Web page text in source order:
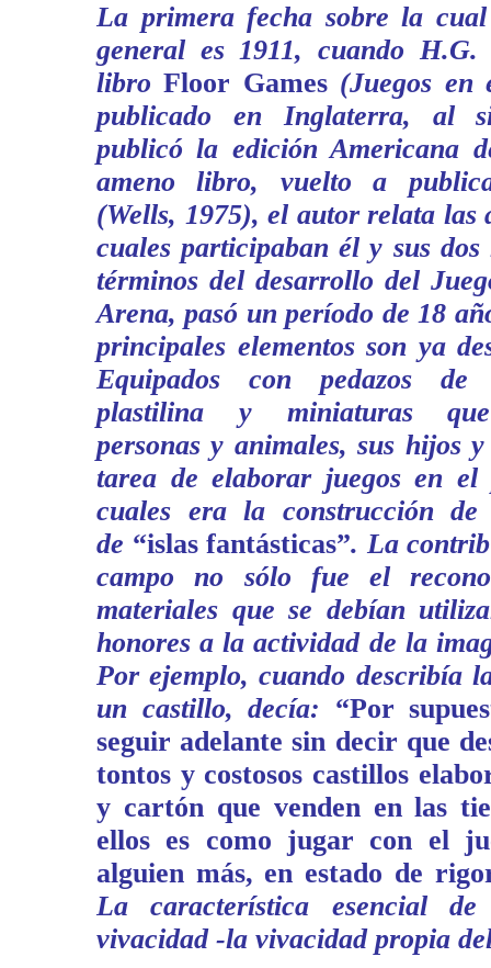
La primera fecha sobre la
general es 1911, cuando
libroFloor Games(Juegos en
publicado en Inglaterra, al
publicó la edición Americana
ameno libro, vuelto a
(Wells, 1975), el autor relata las
cuales participaban él y sus
términos del desarrollo del
Arena, pasó un período de 18
principales elementos son ya
Equipados con pedazos de
plastilina y miniaturas que
personas y animales, sus hijos
tarea de elaborar juegos en
cuales era la construcción
de “islas fantásticas”. La
campo no sólo fue el
materiales que se debían
honores a la actividad de la
Por ejemplo, cuando describía
un castillo, decía: “Por
seguir adelante sin decir que
tontos y costosos castillos
y cartón que venden en las
ellos es como jugar con el
alguien más, en estado de
La característica esencial
vivacidad -la vivacidad propia